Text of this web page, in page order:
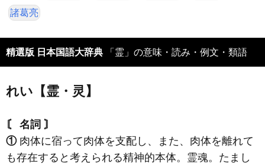
諸葛亮
精選版 日本国語大辞典 「霊」の意味・読み・例文・類語
れい【霊・灵】
〘 名詞 〙
①肉体に宿って肉体を支配し、また、肉体を離れて
も存在すると考えられる精神的本体。霊魂。たまし